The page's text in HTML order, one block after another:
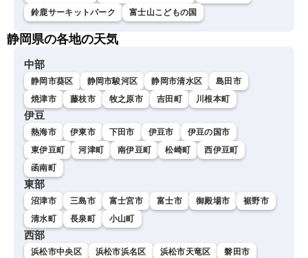
鈴鹿サーキットパーク 富士山こどもの国
静岡県の各地の天気
中部
静岡市葵区 静岡市駿河区 静岡市清水区
島田市
焼津市
藤枝市 牧之原市 吉田町 川根本町
伊豆
熱海市 伊東市 下田市 伊豆市
伊豆の国市
東伊豆町
河津町 南伊豆町 松崎町
西伊豆町
函南町
東部
沼津市 三島市 富士宮市 富士市 御殿場市
裾野市
清水町
長泉町 小山町
西部
浜松市中央区 浜松市浜名区 浜松市天竜区
磐田市